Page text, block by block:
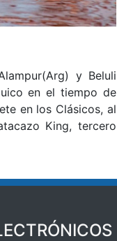
y Beluli
en el tiempo de
en los Clásicos, al
King, tercero